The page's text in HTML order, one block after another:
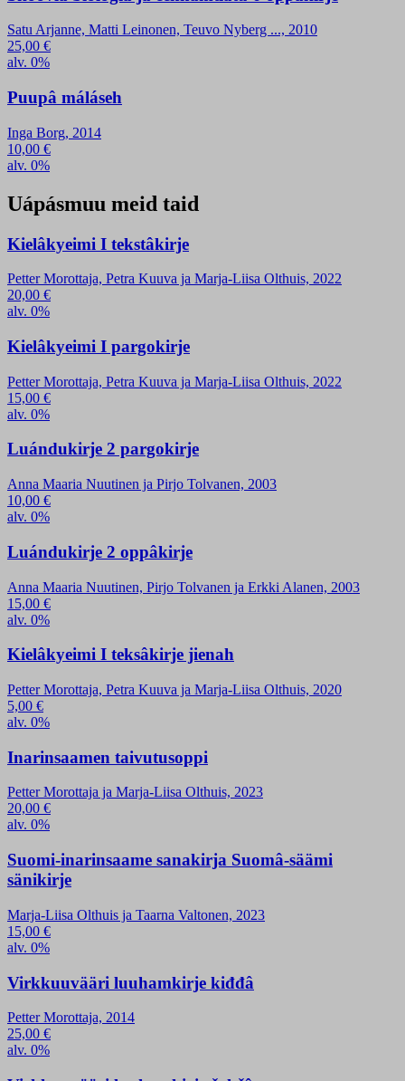
Satu Arjanne, Matti Leinonen, Teuvo Nyberg ..., 2010
25,00 €
alv. 0%
Puupâ máláseh
Inga Borg, 2014
10,00 €
alv. 0%
Uápásmuu meid taid
Kielâkyeimi I tekstâkirje
Petter Morottaja, Petra Kuuva ja Marja-Liisa Olthuis, 2022
20,00 €
alv. 0%
Kielâkyeimi I pargokirje
Petter Morottaja, Petra Kuuva ja Marja-Liisa Olthuis, 2022
15,00 €
alv. 0%
Luándukirje 2 pargokirje
Anna Maaria Nuutinen ja Pirjo Tolvanen, 2003
10,00 €
alv. 0%
Luándukirje 2 oppâkirje
Anna Maaria Nuutinen, Pirjo Tolvanen ja Erkki Alanen, 2003
15,00 €
alv. 0%
Kielâkyeimi I teksâkirje jienah
Petter Morottaja, Petra Kuuva ja Marja-Liisa Olthuis, 2020
5,00 €
alv. 0%
Inarinsaamen taivutusoppi
Petter Morottaja ja Marja-Liisa Olthuis, 2023
20,00 €
alv. 0%
Suomi-inarinsaame sanakirja Suomâ-säämi
sänikirje
Marja-Liisa Olthuis ja Taarna Valtonen, 2023
15,00 €
alv. 0%
Virkkuuvääri luuhamkirje kiđđâ
Petter Morottaja, 2014
25,00 €
alv. 0%